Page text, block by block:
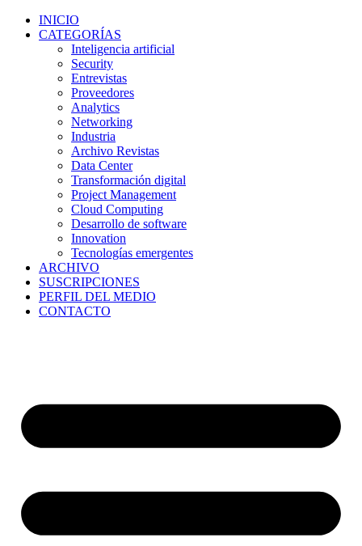
INICIO
CATEGORÍAS
Inteligencia artificial
Security
Entrevistas
Proveedores
Analytics
Networking
Industria
Archivo Revistas
Data Center
Transformación digital
Project Management
Cloud Computing
Desarrollo de software
Innovation
Tecnologías emergentes
ARCHIVO
SUSCRIPCIONES
PERFIL DEL MEDIO
CONTACTO